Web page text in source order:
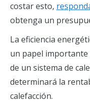
costar esto,
obtenga un
La eficiencia
un papel importante
de un sistema de
determinará la
calefacción.